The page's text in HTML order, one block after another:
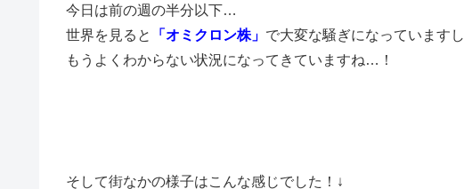
今日は前の週の半分以下…
世界を見ると
「オミクロン株」 で大変な騒ぎになっていますし
もうよくわからない状況になってきていますね…！
そして街なかの様子はこんな感じでした！↓